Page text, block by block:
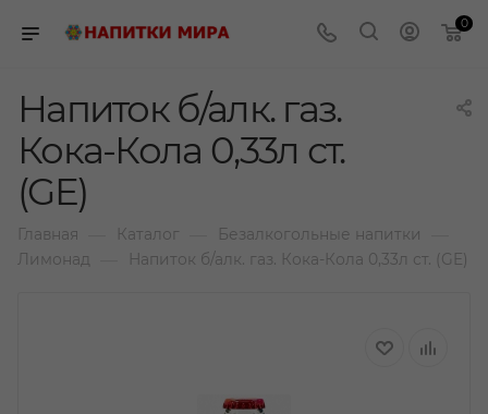
0
Напиток б/алк. газ.
Кока-Кола 0,33л ст.
(GE)
Главная Каталог Безалкогольные напитки
Лимонад Напиток б/алк. газ. Кока-Кола 0,33л ст. (GE)